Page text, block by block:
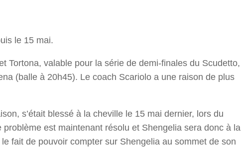
le 15 mai.
Tortona, valable pour la série de demi-finales du Scudetto,
(balle à 20h45). Le coach Scariolo a une raison de plus
s’était blessé à la cheville le 15 mai dernier, lors du
est maintenant résolu et Shengelia sera donc à la
fait de pouvoir compter sur Shengelia au sommet de son